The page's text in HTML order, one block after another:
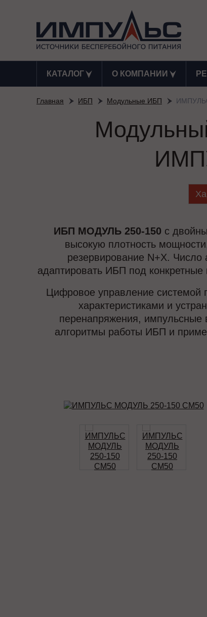
КАТАЛОГ О КОМПАНИИ
Главная ИБП Модульные ИБП
ИБП МОДУЛЬ 250-150 с
высокую плотность
резервирование N+X. Число
адаптировать ИБП под конкретные
Цифровое управление системой
характеристиками и
перенапряжения, импульсные
алгоритмы работы ИБП и